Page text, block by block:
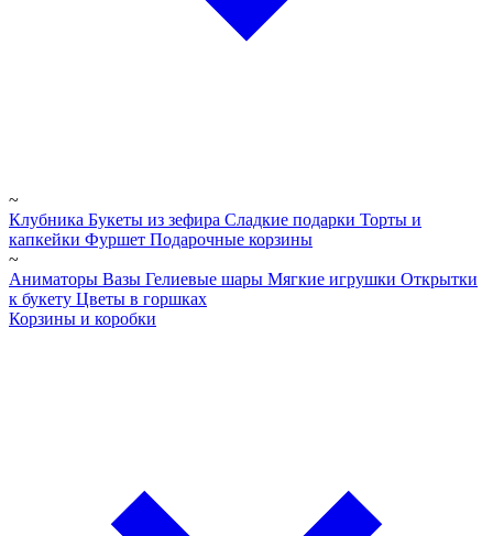
~
Клубника Букеты из зефира Сладкие подарки Торты и
капкейки Фуршет Подарочные корзины
~
Аниматоры Вазы Гелиевые шары Мягкие игрушки Открытки
к букету Цветы в горшках
Корзины и коробки